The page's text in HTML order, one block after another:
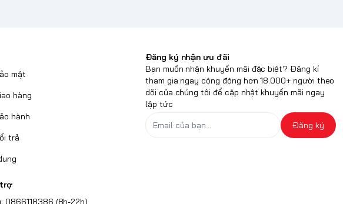
mật
hàng
hành
trả
Đăng ký nhận ưu đãi
Bạn muốn nhận khuyến mãi đặc biệt? Đăng kí
tham gia ngay cộng động hơn 18.000+ người theo
dõi của chúng tôi để cập nhật khuyến mãi ngay
lập tức
Đăng ký